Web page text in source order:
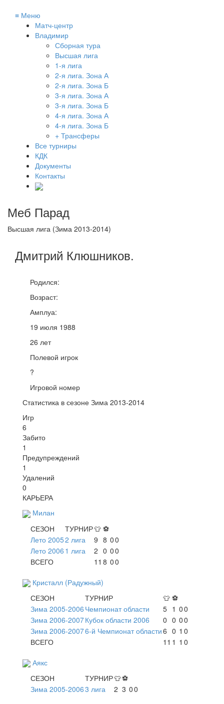
≡ Меню
Матч-центр
Владимир
Сборная тура
Высшая лига
1-я лига
2-я лига. Зона А
2-я лига. Зона Б
3-я лига. Зона А
3-я лига. Зона Б
4-я лига. Зона А
4-я лига. Зона Б
+ Трансферы
Все турниры
КДК
Документы
Контакты
Меб Парад
Высшая лига (Зима 2013-2014)
Дмитрий Клюшников.
Родился:
Возраст:
Амплуа:
19 июля 1988
26 лет
Полевой игрок
?
Игровой номер
Статистика в сезоне Зима 2013-2014
Игр
6
Забито
1
Предупреждений
1
Удалений
0
КАРЬЕРА
Милан
СЕЗОН
ТУРНИР👕 ⚽
Лето 20052 лига 9 8 00
Лето 2006 1 лига 2 0 00
ВСЕГО
11 8 00
Кристалл (Радужный)
СЕЗОН
ТУРНИР 👕 ⚽
Зима 2005-2006 Чемпионат области 5 1 00
Зима 2006-2007Кубок области 2006 0 0 00
Зима 2006-20076-й Чемпионат области6 0 1 0
ВСЕГО
11 1 1 0
Аякс
СЕЗОН
ТУРНИР👕⚽
Зима 2005-20063 лига 2 3 00